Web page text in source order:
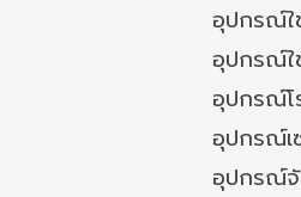
อุปกรณ์ใ
อุปกรณ์ใ
อุปกรณ์โ
อุปกรณ์
อุปกรณ์จั